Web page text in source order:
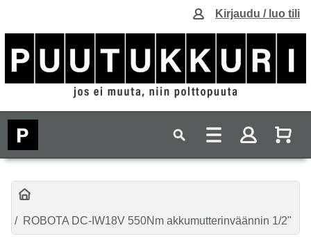
Kirjaudu / luo tili
ROBOTA DC-IW18V 550Nm akkumutterinväännin 1/2"